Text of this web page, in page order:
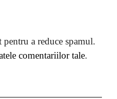
a reduce spamul.
comentariilor tale.